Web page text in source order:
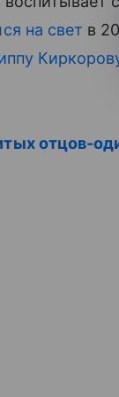
на свет в
отцов-